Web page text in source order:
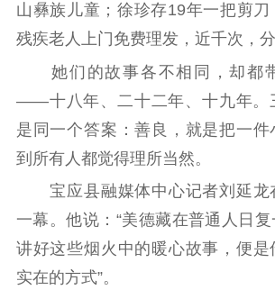
文化人才
紫金人才 职称
数据资源
公共服务
新时代公民素养
提升资源库
新闻出版
政务服务
科研创新
服务管理平台
智库服务
管理平台
山彝族儿童；徐珍存19年一把剪
残疾老人上门免费理发，近千次，分
她们的故事各不相同，却都
——十八年、二十二年、十九年。
是同一个答案：善良，就是把一件
到所有人都觉得理所当然。
宝应县融媒体中心记者刘延龙
一幕。他说：“美德藏在普通人日复
讲好这些烟火中的暖心故事，便是
实在的方式”。